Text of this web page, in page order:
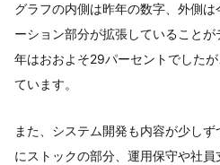
グラフの内側は昨年の数字、外側
ーション部分が拡張していること
年はおおよそ29パーセントでした
ています。
また、システム開発も内容が少し
にストックの部分、運用保守や社